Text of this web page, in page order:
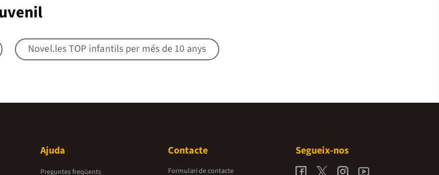
Novel.les TOP infantils per més de 10 anys
Ajuda
Preguntes freqüents
Contacte
Formulari de contacte
Segueix-nos